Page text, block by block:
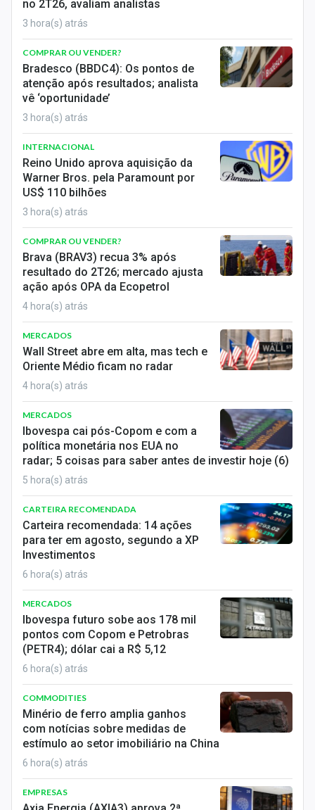
Especiais
Internacional
Marketing
Tecnologia
Conteúdo de Marca
Sobre
Expediente
Contato
no 2T26, avaliam analistas
3 hora(s) atrás
COMPRAR OU VENDER?
Bradesco (BBDC4): Os pontos de
atenção após resultados; analista
vê ‘oportunidade’
3 hora(s) atrás
INTERNACIONAL
Reino Unido aprova aquisição da
Warner Bros. pela Paramount por
US$ 110 bilhões
3 hora(s) atrás
COMPRAR OU VENDER?
Brava (BRAV3) recua 3% após
resultado do 2T26; mercado ajusta
ação após OPA da Ecopetrol
4 hora(s) atrás
MERCADOS
Wall Street abre em alta, mas tech e
Oriente Médio ficam no radar
4 hora(s) atrás
MERCADOS
Ibovespa cai pós-Copom e com a
política monetária nos EUA no
radar; 5 coisas para saber antes de investir hoje (6)
5 hora(s) atrás
CARTEIRA RECOMENDADA
Carteira recomendada: 14 ações
para ter em agosto, segundo a XP
Investimentos
6 hora(s) atrás
MERCADOS
Ibovespa futuro sobe aos 178 mil
pontos com Copom e Petrobras
(PETR4); dólar cai a R$ 5,12
6 hora(s) atrás
COMMODITIES
Minério de ferro amplia ganhos
com notícias sobre medidas de
estímulo ao setor imobiliário na China
6 hora(s) atrás
EMPRESAS